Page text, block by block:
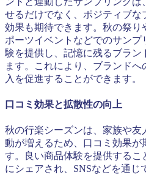
せるだけでなく、ポジティブな
効果も期待できます。秋の祭り
ポーツイベントなどでのサン
験を提供し、記憶に残るブラン
ます。これにより、ブランド
入を促進することができます。
口コミ効果と拡散性の向上
秋の行楽シーズンは、家族や
動が増えるため、口コミ効果が
す。良い商品体験を提供する
にシェアされ、SNSなどを通じ